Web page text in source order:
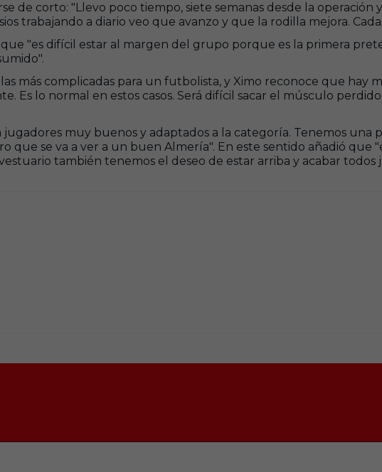
de corto: "Llevo poco tiempo, siete semanas desde la
trabajando a diario veo que avanzo y que la rodilla mejora.
"es difícil estar al margen del grupo porque es la primera
más complicadas para un futbolista, y Ximo reconoce que hay
Es lo normal en estos casos. Será difícil sacar el músculo
muy buenos y adaptados a la categoría. Tenemos
que se va a ver a un buen Almería". En este sentido añadió que
también tenemos el deseo de estar arriba y acabar